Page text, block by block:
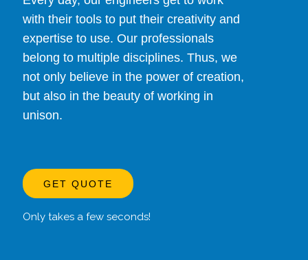
with their tools to put their creativity and
expertise to use. Our professionals
belong to multiple disciplines. Thus, we
not only believe in the power of creation,
but also in the beauty of working in
unison.
GET QUOTE
Only takes a few seconds!